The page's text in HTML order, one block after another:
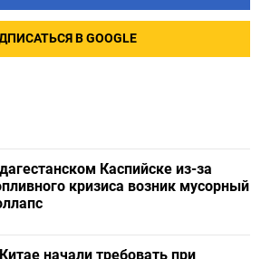
В GOOGLE
Каспийске из-за
кризиса возник мусорный
начали требовать при